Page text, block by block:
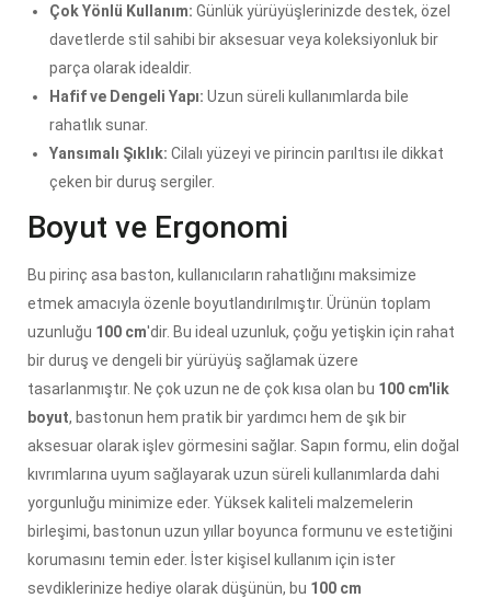
Çok Yönlü Kullanım: Günlük yürüyüşlerinizde destek, özel
davetlerde stil sahibi bir aksesuar veya koleksiyonluk bir
parça olarak idealdir.
Hafif ve Dengeli Yapı: Uzun süreli kullanımlarda bile
rahatlık sunar.
Yansımalı Şıklık: Cilalı yüzeyi ve pirincin parıltısı ile dikkat
çeken bir duruş sergiler.
Boyut ve Ergonomi
Bu pirinç asa baston, kullanıcıların rahatlığını maksimize
etmek amacıyla özenle boyutlandırılmıştır. Ürünün toplam
uzunluğu 100 cm'dir. Bu ideal uzunluk, çoğu yetişkin için rahat
bir duruş ve dengeli bir yürüyüş sağlamak üzere
tasarlanmıştır. Ne çok uzun ne de çok kısa olan bu 100 cm'lik
boyut, bastonun hem pratik bir yardımcı hem de şık bir
aksesuar olarak işlev görmesini sağlar. Sapın formu, elin doğal
kıvrımlarına uyum sağlayarak uzun süreli kullanımlarda dahi
yorgunluğu minimize eder. Yüksek kaliteli malzemelerin
birleşimi, bastonun uzun yıllar boyunca formunu ve estetiğini
korumasını temin eder. İster kişisel kullanım için ister
sevdiklerinize hediye olarak düşünün, bu 100 cm